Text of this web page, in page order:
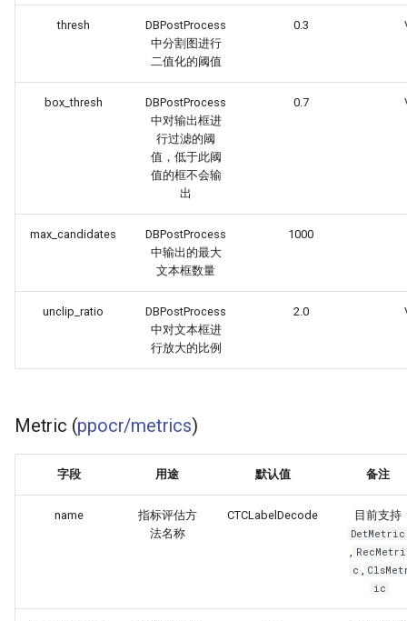
thresh
DBPostProcess
中分割图进行
二值化的阈值
0.3
box_thresh
DBPostProcess
中对输出框进
行过滤的阈
值，低于此阈
值的框不会输
出
0.7
max_candidates
DBPostProcess
中输出的最大
文本框数量
1000
unclip_ratio
DBPostProcess
中对文本框进
行放大的比例
2.0
Metric (ppocr/metrics)
字段 用途 默认值 备注
name
指标评估方
法名称
CTCLabelDecode 目前支持
DetMetric
, RecMetri
c ,
ic